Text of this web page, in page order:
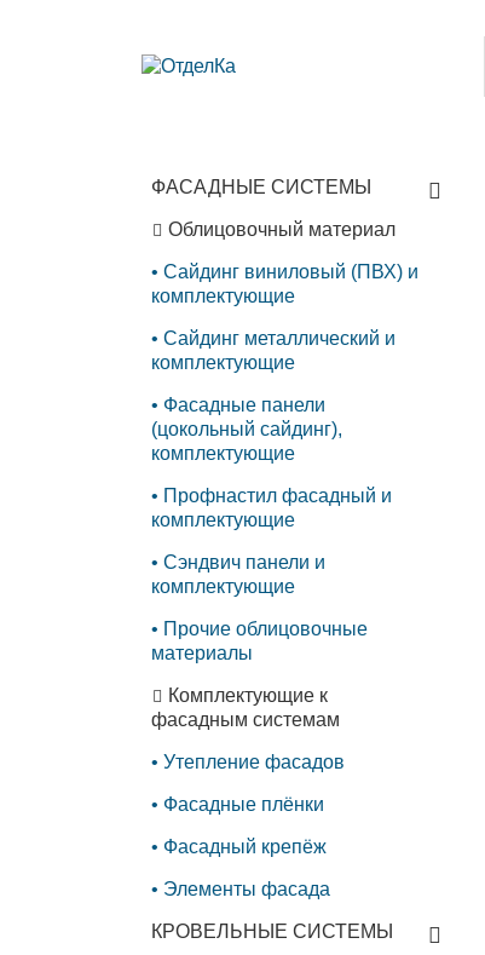
ФАСАДНЫЕ СИСТЕМЫ
Облицовочный материал
Сайдинг виниловый (ПВХ) и
комплектующие
Сайдинг металлический и
комплектующие
Фасадные панели
(цокольный сайдинг),
комплектующие
Профнастил фасадный и
комплектующие
Сэндвич панели и
комплектующие
Прочие облицовочные
материалы
Комплектующие к
фасадным системам
Утепление фасадов
Фасадные плёнки
Фасадный крепёж
Элементы фасада
КРОВЕЛЬНЫЕ СИСТЕМЫ